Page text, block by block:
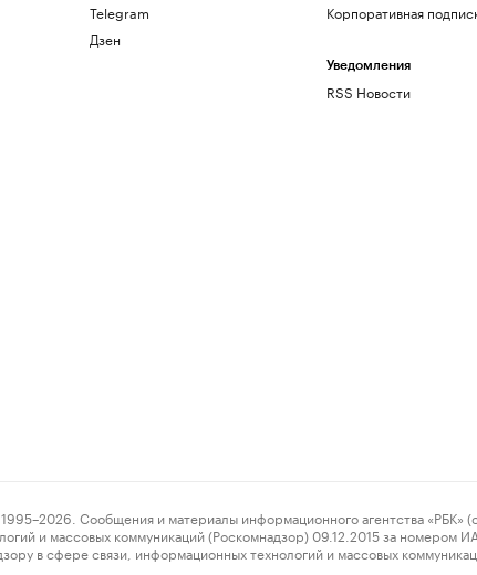
Telegram
Дзен
Корпоративная
Уведомления
RSS Новости
Сообщения и материалы информационного агентства «РБК»
и массовых коммуникаций (Роскомнадзор) 09.12.2015 за номером
в сфере связи, информационных технологий и массовых